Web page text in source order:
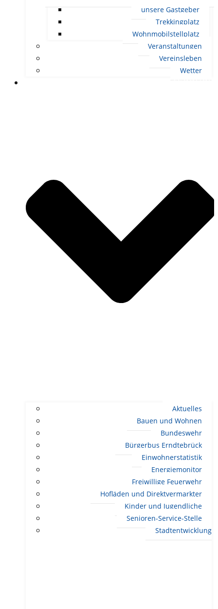
unsere Gastgeber
Trekkingplatz
Wohnmobilstellplatz
Veranstaltungen
Vereinsleben
Wetter
LEBEN IN ERNDTEBRÜCK
Aktuelles
Bauen und Wohnen
Bundeswehr
Bürgerbus Erndtebrück
Einwohnerstatistik
Energiemonitor
Freiwillige Feuerwehr
Hofläden und Direktvermarkter
Kinder und Jugendliche
Senioren-Service-Stelle
Stadtentwicklung